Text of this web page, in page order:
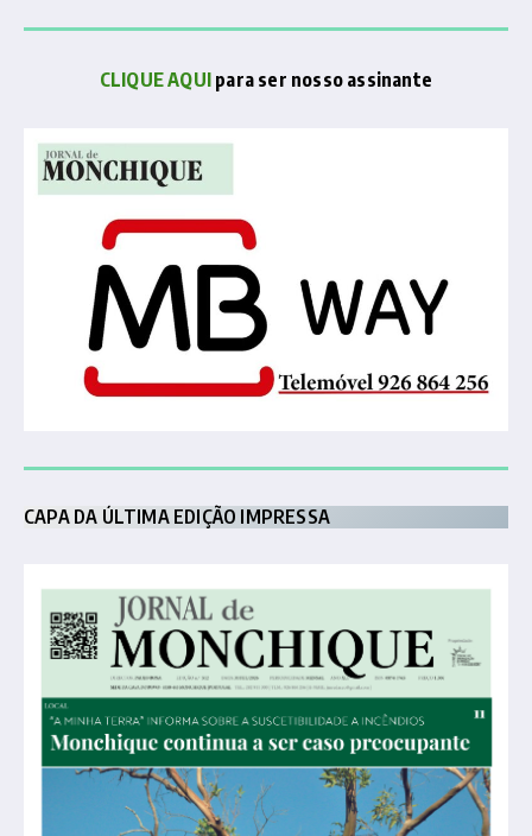
CLIQUE AQUI para ser nosso assinante
CAPA DA ÚLTIMA EDIÇÃO IMPRESSA